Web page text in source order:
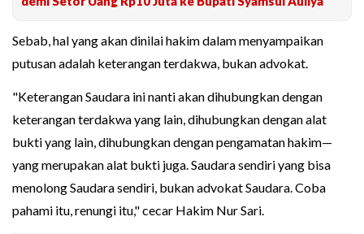
Sebab, hal yang akan dinilai hakim dalam menyampaikan
putusan adalah keterangan terdakwa, bukan advokat.
"Keterangan Saudara ini nanti akan dihubungkan dengan
keterangan terdakwa yang lain, dihubungkan dengan alat
bukti yang lain, dihubungkan dengan pengamatan hakim—
yang merupakan alat bukti juga. Saudara sendiri yang bisa
menolong Saudara sendiri, bukan advokat Saudara. Coba
pahami itu, renungi itu," cecar Hakim Nur Sari.